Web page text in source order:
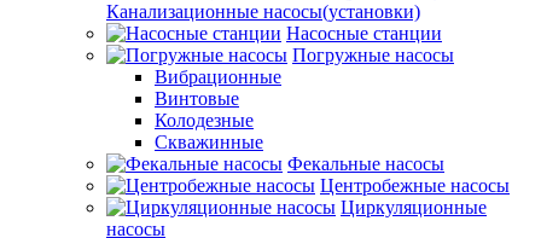
Канализационные насосы(установки)
Насосные станции
Погружные насосы
Вибрационные
Винтовые
Колодезные
Скважинные
Фекальные насосы
Центробежные насосы
Циркуляционные
насосы